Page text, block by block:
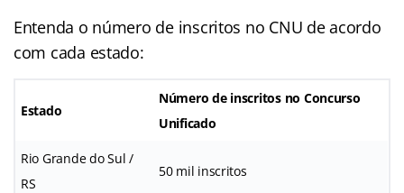
Entenda o número de inscritos no CNU de acordo
com cada estado:
Estado
Número de inscritos no Concurso
Unificado
Rio Grande do Sul /
RS
50 mil inscritos